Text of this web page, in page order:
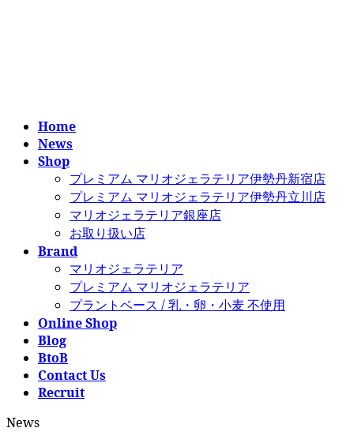
Home
News
Shop
プレミアム マリオジェラテリア伊勢丹新宿店
プレミアム マリオジェラテリア伊勢丹立川店
マリオジェラテリア銀座店
お取り扱い店
Brand
マリオジェラテリア
プレミアム マリオジェラテリア
プラントベース / 乳・卵・小麦 不使用
Online Shop
Blog
BtoB
Contact Us
Recruit
News